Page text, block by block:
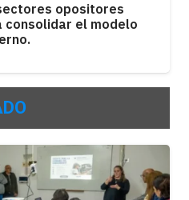
opositores
consolidar el modelo